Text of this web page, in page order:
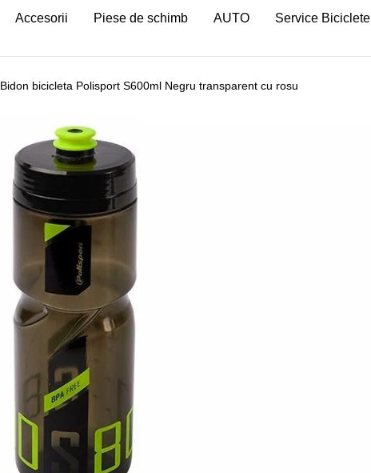
Accesorii Piese de schimb AUTO Service Biciclete
Bidon bicicleta Polisport S600ml Negru transparent cu rosu